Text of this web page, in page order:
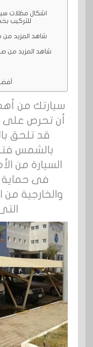
اشكال مظلات
للتركيب بخصومات35%-
شاهد المزيد من
شاهد المزيد من
سيارتك من
أن تحرص على
قد تلحق
بالشمس
السيارة من
فى حماية
والخارجية من